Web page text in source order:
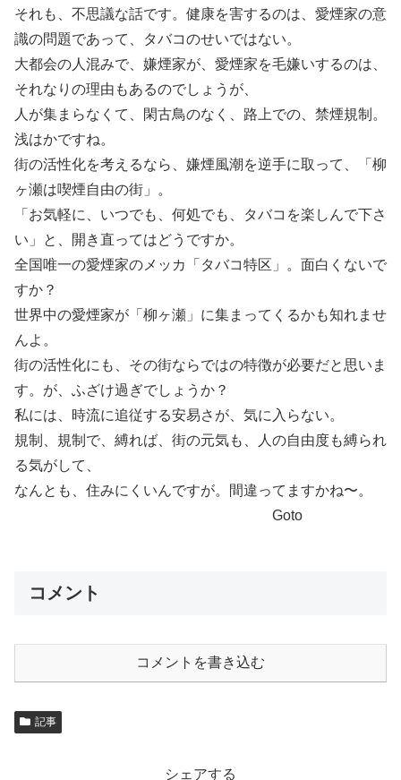
それも、不思議な話です。健康を害するのは、愛煙家の意
識の問題であって、タバコのせいではない。
大都会の人混みで、嫌煙家が、愛煙家を毛嫌いするのは、
それなりの理由もあるのでしょうが、
人が集まらなくて、閑古鳥のなく、路上での、禁煙規制。
浅はかですね。
街の活性化を考えるなら、嫌煙風潮を逆手に取って、「柳
ヶ瀬は喫煙自由の街」。
「お気軽に、いつでも、何処でも、タバコを楽しんで下さ
い」と、開き直ってはどうですか。
全国唯一の愛煙家のメッカ「タバコ特区」。面白くないで
すか？
世界中の愛煙家が「柳ヶ瀬」に集まってくるかも知れませ
んよ。
街の活性化にも、その街ならではの特徴が必要だと思いま
す。が、ふざけ過ぎでしょうか？
私には、時流に追従する安易さが、気に入らない。
規制、規制で、縛れば、街の元気も、人の自由度も縛られ
る気がして、
なんとも、住みにくいんですが。間違ってますかね〜。
Goto
コメント
コメントを書き込む
記事
シェアする